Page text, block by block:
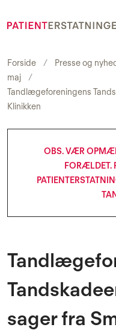
Forside Presse og
maj
Tandlægeforeningens
Klinikken
OBS. VÆR
FORÆLDET.
sager fra